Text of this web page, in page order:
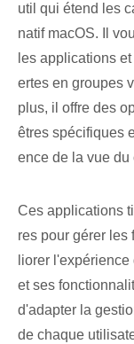
util qui étend les
natif macOS. Il
les applications
ertes en groupes
plus, il offre des
êtres spécifiques
ence de la vue du
Ces applications
res pour gérer les
liorer
et ses
d'adapter la
de chaque